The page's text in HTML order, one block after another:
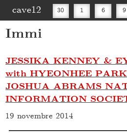
cave12 30 1 6 9
Immi
JESSIKA KENNEY &
with HYEONHEE
JOSHUA ABRAMS
INFORMATION
19 novembre 2014